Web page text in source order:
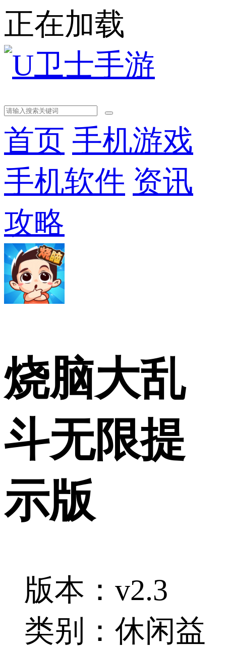
正在加载
首页 手机游戏
手机软件 资讯
攻略
烧脑大乱
斗无限提
示版
版本：v2.3
类别：休闲益